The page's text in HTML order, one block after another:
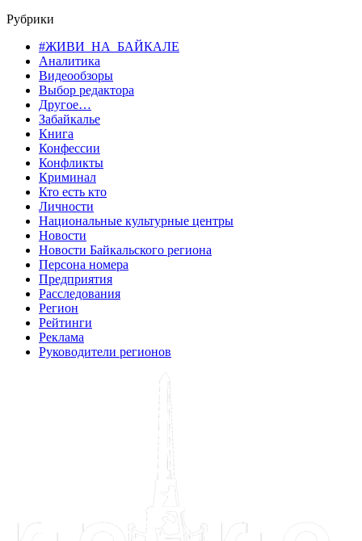
Рубрики
#ЖИВИ_НА_БАЙКАЛЕ
Аналитика
Видеообзоры
Выбор редактора
Другое…
Забайкалье
Книга
Конфессии
Конфликты
Криминал
Кто есть кто
Личности
Национальные культурные центры
Новости
Новости Байкальского региона
Персона номера
Предприятия
Расследования
Регион
Рейтинги
Реклама
Руководители регионов